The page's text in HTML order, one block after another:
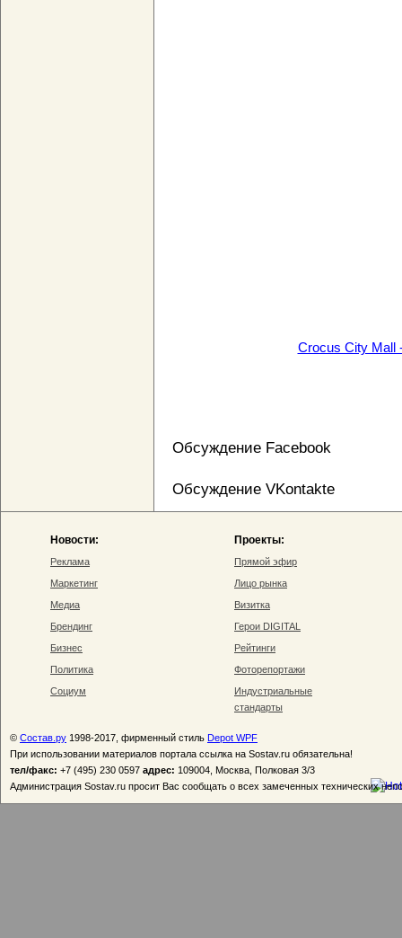
Crocus City Mall
Обсуждение Facebook
Обсуждение VKontakte
Новости:
Реклама
Маркетинг
Медиа
Брендинг
Бизнес
Политика
Социум
Проекты:
Прямой эфир
Лицо рынка
Визитка
Герои DIGITAL
Рейтинги
Фоторепортажи
Индустриальные
стандарты
© Состав.ру 1998-2017, фирменный стиль Depot WPF
При использовании материалов портала ссылка на Sostav.ru обязательна!
тел/факс: +7 (495) 230 0597 адрес: 109004, Москва, Полковая 3/3
Администрация Sostav.ru просит Вас сообщать о всех замеченных технических